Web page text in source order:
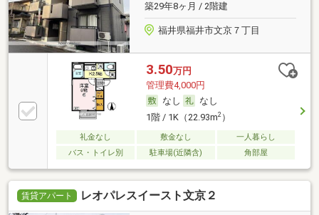
築29年8ヶ月 / 2階建
福井県福井市文京７丁目
3.50万円
管理費4,000円
なし
なし
1階 / 1K（22.93m2）
礼金なし 敷金なし
一人暮らし
バス・トイレ別
駐車場(近隣含) 角部屋
賃貸アパート レオパレスイースト文京２